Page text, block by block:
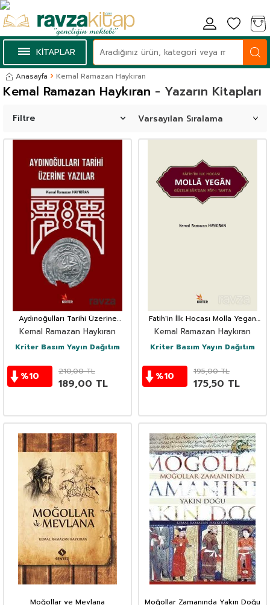
KİTAPLAR
Anasayfa Kemal Ramazan Haykıran
- Yazarın Kitapları
Kemal Ramazan Haykıran
Filtre
Aydınoğulları Tarihi Üzerine
Yazılar
Kemal Ramazan Haykıran
Kriter Basım Yayın Dağıtım
%10 210,00TL
189,00 TL
Fatih'in İlk Hocası Molla Yegan
Güzelhisar'dan Pay-ı Taht'a
Kemal Ramazan Haykıran
Kriter Basım Yayın Dağıtım
%10 195,00TL
175,50 TL
Moğollar ve Mevlana Moğollar Zamanında Yakın Doğu